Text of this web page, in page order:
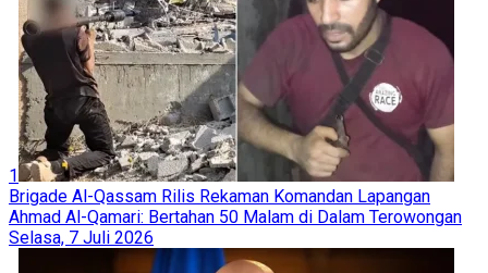
1
Brigade Al-Qassam Rilis Rekaman Komandan Lapangan
Ahmad Al-Qamari: Bertahan 50 Malam di Dalam Terowongan
Selasa, 7 Juli 2026